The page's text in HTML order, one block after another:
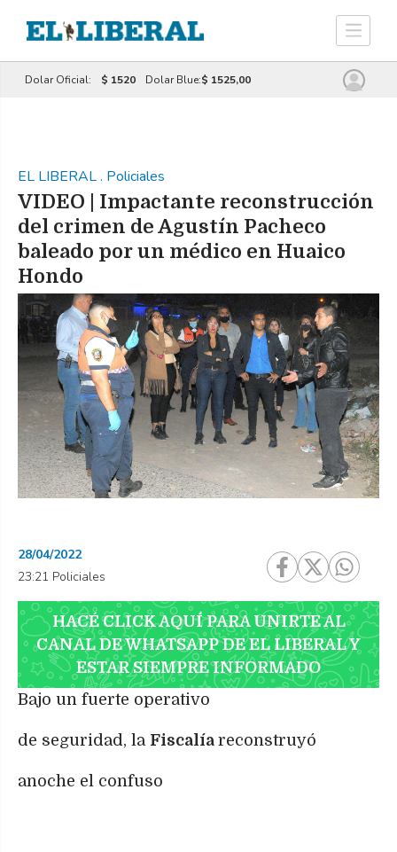
Dolar Oficial: $ 1520 Dolar Blue:$ 1525,00
EL LIBERAL. Policiales
VIDEO | Impactante reconstrucción
del crimen de Agustín Pacheco
baleado por un médico en Huaico
Hondo
28/04/2022
23:21 Policiales
HACÉ CLICK AQUÍ PARA UNIRTE AL
CANAL DE WHATSAPP DE EL LIBERAL Y
ESTAR SIEMPRE INFORMADO
Bajo un fuerte operativo
de seguridad, la Fiscalía reconstruyó
anoche el confuso